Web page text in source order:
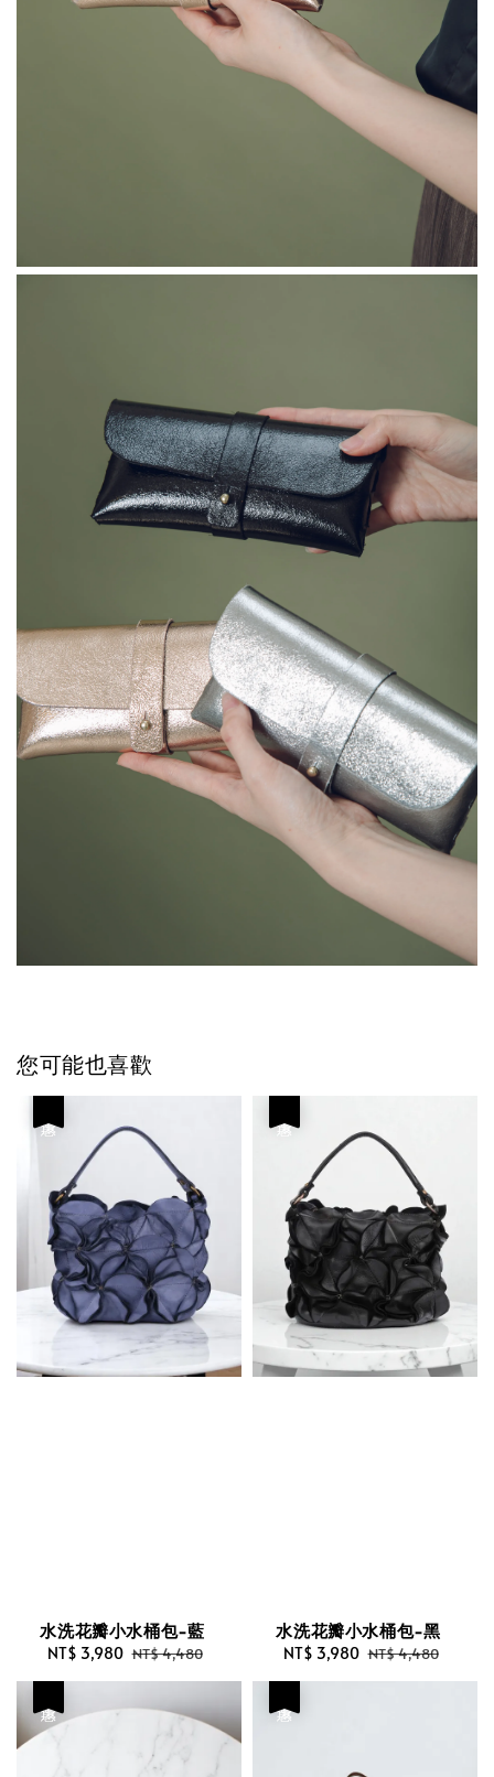
您可能也喜歡
水洗花瓣小水桶包-藍
Sale
price
NT$ 3,980 Regular
price
NT$ 4,480
水洗花瓣小水桶包-黑
Sale
price
NT$ 3,980 Regular
price
NT$ 4,480